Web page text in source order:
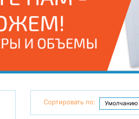
Сортировать по: